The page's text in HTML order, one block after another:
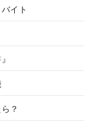
イト
？